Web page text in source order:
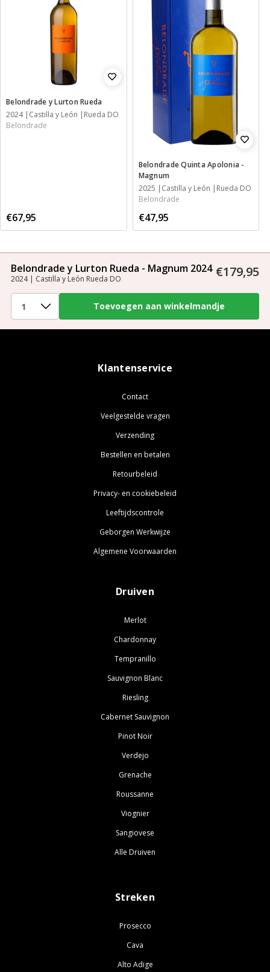
Belondrade y Lurton Rueda
2024
Castilla y León
Rueda DO
Belondrade
€67,95
Belondrade Quinta Apolonia -
Magnum
2025
Castilla y León
Rueda DO
Belondrade
€47,95
Belondrade y Lurton Rueda - Magnum 2024
2024 | Castilla y León Rueda DO €179,95
Klantenservice
Contact
Veelgestelde vragen
Verzending
Bestellen en betalen
Retourbeleid
Privacy- en cookiebeleid
Leeftijdscontrole
Geborgen Werkwijze
Algemene Voorwaarden
Druiven
Merlot
Chardonnay
Tempranillo
Sauvignon Blanc
Riesling
Cabernet Sauvignon
Pinot Noir
Verdejo
Grenache
Roussanne
Viognier
Sangiovese
Alle Druiven
Streken
Prosecco
Cava
Alto Adige